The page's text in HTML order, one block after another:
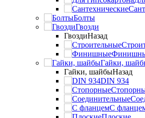
Болты
Гвозди
ГвоздиНазад
Гайки,
Гайки, шайбыНазад
DIN 934
С